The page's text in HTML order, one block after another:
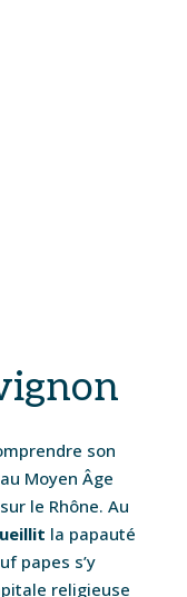
son
au Moyen Âge
le Rhône. Au
la papauté
papes s’y
religieuse